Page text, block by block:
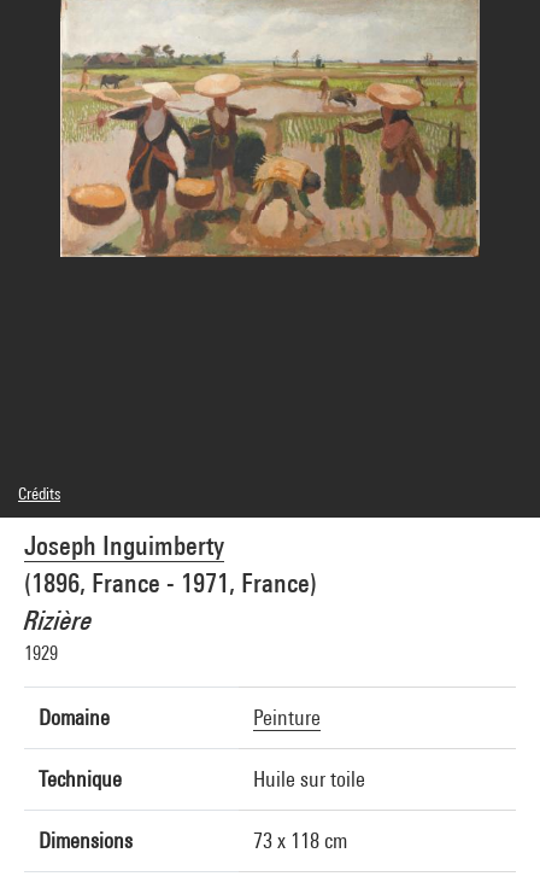
Joseph Inguimberty
(1896, France - 1971, France)
Rizière
1929
Domaine Peinture
Technique Huile sur toile
Dimensions 73 x 118 cm
Crédits
© Adagp, Paris
Crédit photographique : Centre Pompidou, MNAM-CCI/Georges Meguerditchian/Dist.
GrandPalaisRmn
Réf. image : 4N59588
Diffusion image :